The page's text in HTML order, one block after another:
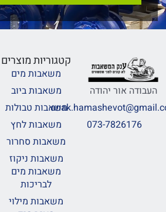
העבודה אור יהודה
073-7826176
קטגוריות מוצרים
משאבות מים
משאבות ביוב
משאבות טבולות
משאבות לחץ
משאבות סחרור
משאבות ניקוז
משאבות מים
לבריכות
משאבות מילוי